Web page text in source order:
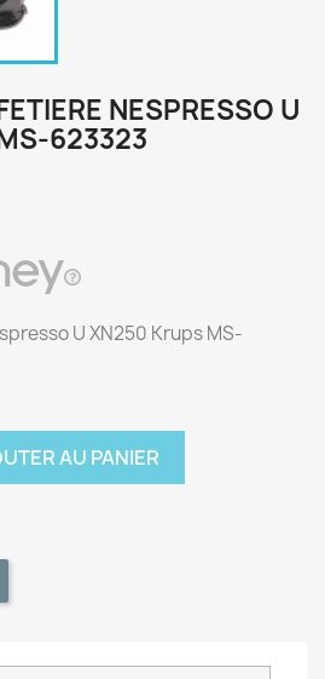
NESPRESSO U
623323
U XN250 Krups MS-
AU PANIER